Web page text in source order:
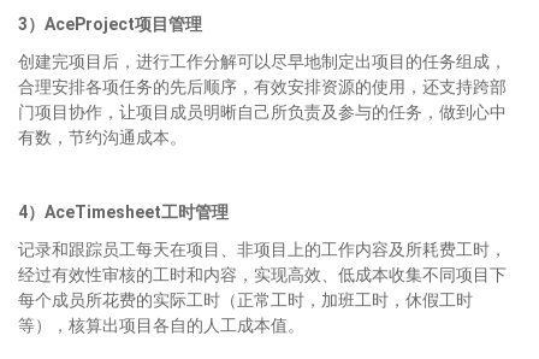
3）AceProject项目管理
创建完项目后，进行工作分解可以尽早地制定出项目的任务组成，
合理安排各项任务的先后顺序，有效安排资源的使用，还支持跨部
门项目协作，让项目成员明晰自己所负责及参与的任务，做到心中
有数，节约沟通成本。
4）AceTimesheet工时管理
记录和跟踪员工每天在项目、非项目上的工作内容及所耗费工时，
经过有效性审核的工时和内容，实现高效、低成本收集不同项目下
每个成员所花费的实际工时（正常工时，加班工时，休假工时
等），核算出项目各自的人工成本值。